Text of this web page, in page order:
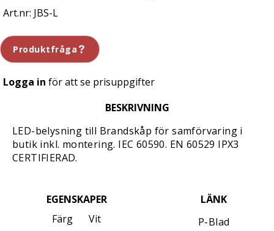
JBS-L
Produktfråga
Logga in för att se prisuppgifter
BESKRIVNING
LED-belysning till Brandskåp för samförvaring i
butik inkl. montering. IEC 60590. EN 60529 IPX3
CERTIFIERAD.
EGENSKAPER
Färg
Vit
LÄNK
P-Blad